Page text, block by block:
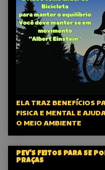
ELA TRAZ BENEFÍCIOS
FISICA E MENTAL E
O MEIO AMBIENTE
PEV'S FEITOS PARA SE
PRAÇAS